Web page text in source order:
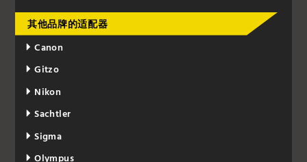
其他品牌的适配器
Canon
Gitzo
Nikon
Sachtler
Sigma